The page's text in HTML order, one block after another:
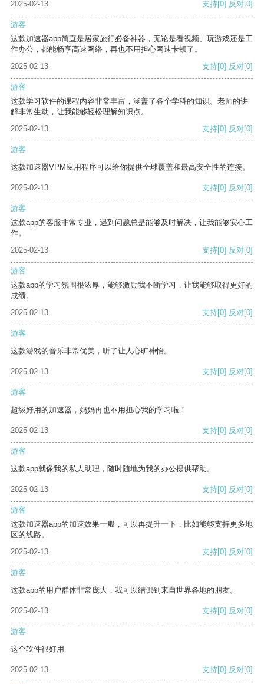
2025-02-13 支持[0] 反对[0]
游客
这款加速器app简直是居家旅行必备神器，无论是看视频、玩游戏还是工
作办公，都能畅享高速网络，再也不用担心网速卡顿了。
2025-02-13
支持[0] 反对[0]
游客
这款学习软件的课程内容非常丰富，涵盖了各个学科的知识。老师的讲
解非常生动，让我能够轻松理解知识点。
2025-02-13
支持[0] 反对[0]
游客
这款加速器VPM应用程序可以给你提供全球覆盖和最高安全性的连接。
2025-02-13 支持[0] 反对[0]
游客
这款app的客服非常专业，遇到问题总是能够及时解决，让我能够安心工
作。
2025-02-13
支持[0] 反对[0]
游客
这款app的学习氛围很浓厚，能够激励我不断学习，让我能够取得更好的
成绩。
2025-02-13
支持[0] 反对[0]
游客
这款游戏的音乐非常优美，听了让人心旷神怡。
2025-02-13 支持[0] 反对[0]
游客
超级好用的加速器，妈妈再也不用担心我的学习啦！
2025-02-13 支持[0] 反对[0]
游客
这款app就像我的私人助理，随时随地为我的办公提供帮助。
2025-02-13 支持[0] 反对[0]
游客
这款加速器app的加速效果一般，可以再提升一下，比如能够支持更多地
区的线路。
2025-02-13
支持[0] 反对[0]
游客
这款app的用户群体非常庞大，我可以结识到来自世界各地的朋友。
2025-02-13 支持[0] 反对[0]
游客
这个软件很好用
2025-02-13 支持[0] 反对[0]